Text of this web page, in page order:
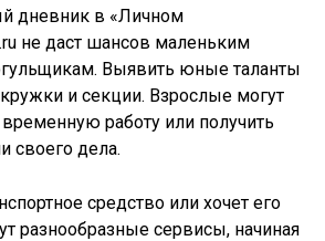
дневник в «Личном
не даст шансов маленьким
Выявить юные таланты
и секции. Взрослые могут
работу или получить
своего дела.
средство или хочет его
разнообразные сервисы, начиная